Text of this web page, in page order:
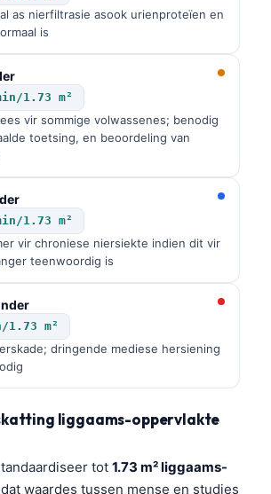
as nierfiltrasie asook urienproteïen en
is
1.73 m²
vir sommige volwassenes; benodig
toetsing, en beoordeling van
1.73 m²
vir chroniese niersiekte indien dit vir
teenwoordig is
1.73 m²
dringende mediese hersiening
liggaams-oppervlakte
tot 1.73 m² liggaams-
waardes tussen mense en studies